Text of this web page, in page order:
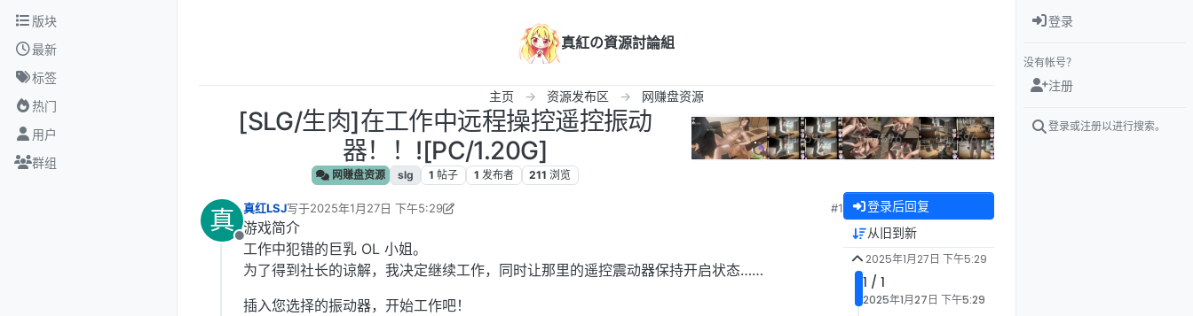
跳转至内容
版块
最新
标签
热门
用户
群组
真紅の資源討論組
主页 资源发布区 网赚盘资源
[SLG/生肉]在工作中远程操控遥控振动
器！！![PC/1.20G]
网赚盘资源 slg 1 帖子 1 发布者 211 浏览
真
离线
真红LSJ写于2025年1月27日 下午5:29
最后由 真红LSJ 编辑 2025年1月27日 下午6:28
#1
游戏简介
工作中犯错的巨乳 OL 小姐。
为了得到社长的谅解，我决定继续工作，同时让那里的遥控震动器保持开启状态……
插入您选择的振动器，开始工作吧！
登录后回复
从旧到新
2025年1月27日 下午5:29
1 / 1
2025年1月27日 下午5:29
登录
没有帐号？
注册
登录或注册以进行搜索。